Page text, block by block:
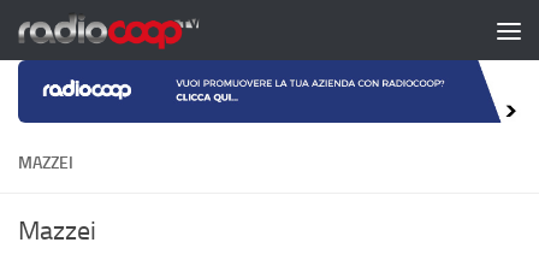
Salta al contenuto
MAZZEI
Mazzei